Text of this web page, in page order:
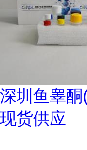
深圳鱼睾
现货供应